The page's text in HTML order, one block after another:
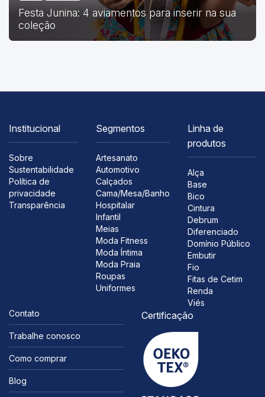
Festa Junina: 4 aviamentos para inserir na sua
coleção
Institucional
Sobre
Sustentabilidade
Política de
privacidade
Transparência
Segmentos
Artesanato
Automotivo
Calçados
Cama/Mesa/Banho
Hospitalar
Infantil
Meias
Moda Fitness
Moda Íntima
Moda Praia
Roupas
Uniformes
Linha de
produtos
Alça
Base
Bico
Cintura
Debrum
Diferenciado
Domínio Público
Embutir
Fio
Fitas de Cetim
Renda
Viés
Contato
Trabalhe conosco
Como comprar
Blog
Certificação